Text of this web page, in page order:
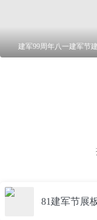
建军99周年八一建军节
81建军节展